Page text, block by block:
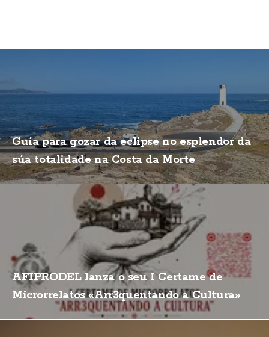
Guía para gozar da eclipse no esplendor da
súa totalidade na Costa da Morte
AFIPRODEL lanza o seu I Certame de
Microrrelatos «Arr3quentando a Cultura»